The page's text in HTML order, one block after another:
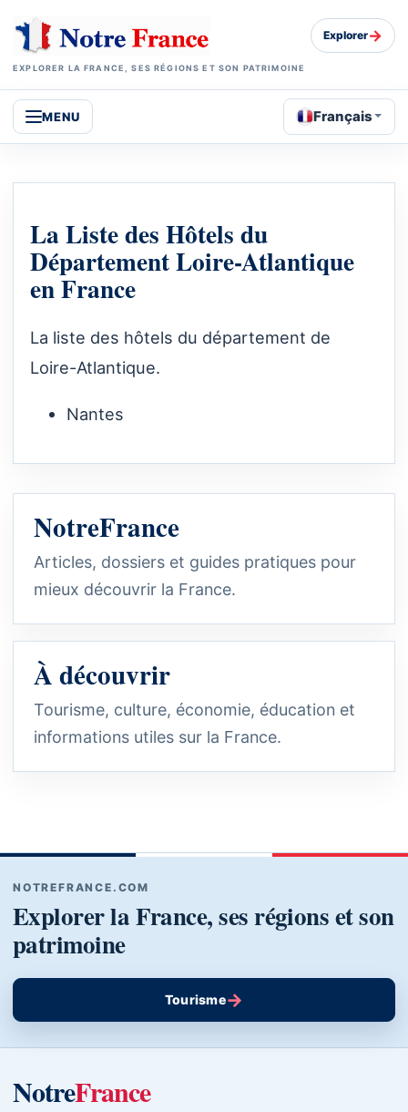
EXPLORER LA FRANCE, SES RÉGIONS ET SON PATRIMOINE
Explorer→
MENU Français
La Liste des Hôtels du
Département Loire-Atlantique
en France
La liste des hôtels du département de
Loire-Atlantique.
Nantes
NotreFrance
Articles, dossiers et guides pratiques pour
mieux découvrir la France.
À découvrir
Tourisme, culture, économie, éducation et
informations utiles sur la France.
NOTREFRANCE.COM
Explorer la France, ses régions et son
patrimoine
Tourisme→
NotreFrance